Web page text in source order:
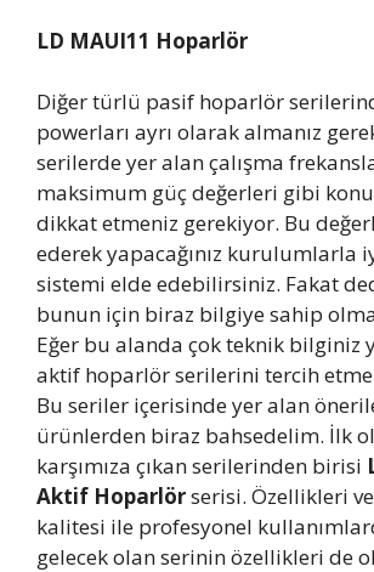
LD MAUI11 Hoparlör
Diğer türlü pasif hoparlör
powerları ayrı olarak almanız
serilerde yer alan çalışma
maksimum güç değerleri gibi
dikkat etmeniz gerekiyor. Bu
ederek yapacağınız kurulumlarla
sistemi elde edebilirsiniz. Fakat
bunun için biraz bilgiye sahip
Eğer bu alanda çok teknik bilginiz
aktif hoparlör serilerini tercih
Bu seriler içerisinde yer alan
ürünlerden biraz bahsedelim. İlk
karşımıza çıkan serilerinden birisi
Aktif Hoparlörserisi. Özellikleri
kalitesi ile profesyonel
gelecek olan serinin özellikleri de